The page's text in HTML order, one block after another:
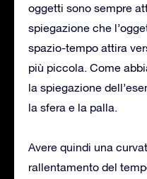
oggetti sono sempre
spiegazione che
spazio-tempo attira
più piccola. Come
la spiegazione
la sfera e la palla.
Avere quindi una
rallentamento del